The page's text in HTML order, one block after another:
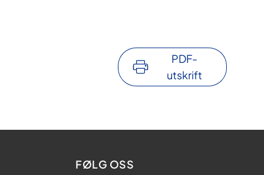
PDF-
utskrift
FØLG OSS